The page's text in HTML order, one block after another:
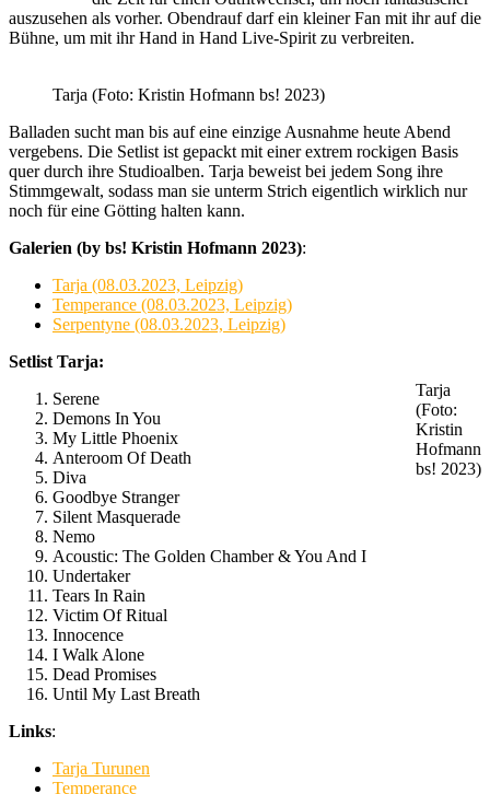
auszusehen als vorher. Obendrauf darf ein kleiner Fan mit ihr auf die
Bühne, um mit ihr Hand in Hand Live-Spirit zu verbreiten.
Tarja (Foto: Kristin Hofmann bs! 2023)
Balladen sucht man bis auf eine einzige Ausnahme heute Abend
vergebens. Die Setlist ist gepackt mit einer extrem rockigen Basis
quer durch ihre Studioalben. Tarja beweist bei jedem Song ihre
Stimmgewalt, sodass man sie unterm Strich eigentlich wirklich nur
noch für eine Götting halten kann.
Galerien (by bs! Kristin Hofmann 2023):
Tarja (08.03.2023, Leipzig)
Temperance (08.03.2023, Leipzig)
Serpentyne (08.03.2023, Leipzig)
Tarja
(Foto:
Kristin
Hofmann
bs! 2023)
Setlist Tarja:
Serene
Demons In You
My Little Phoenix
Anteroom Of Death
Diva
Goodbye Stranger
Silent Masquerade
Nemo
Acoustic: The Golden Chamber & You And I
Undertaker
Tears In Rain
Victim Of Ritual
Innocence
I Walk Alone
Dead Promises
Until My Last Breath
Links:
Tarja Turunen
Temperance